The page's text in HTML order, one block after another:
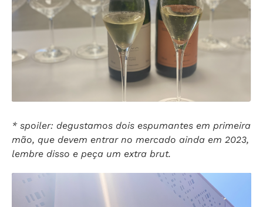
* spoiler: degustamos dois espumantes em primeira
mão, que devem entrar no mercado ainda em 2023,
lembre disso e peça um extra brut.